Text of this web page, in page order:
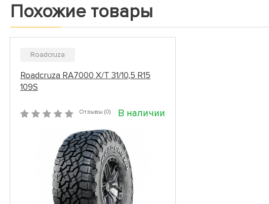
Похожие товары
Roadcruza
Roadcruza RA7000 X/T 31/10,5 R15
109S
Отзывы (0) В наличии